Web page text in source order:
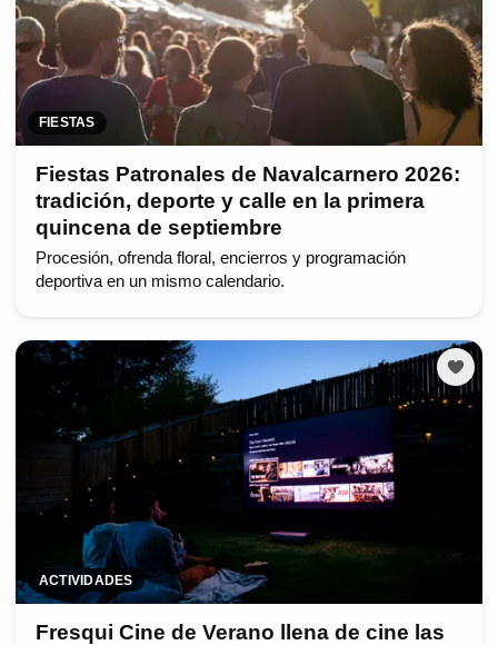
FIESTAS
Fiestas Patronales de Navalcarnero 2026:
tradición, deporte y calle en la primera
quincena de septiembre
Procesión, ofrenda floral, encierros y programación
deportiva en un mismo calendario.
ACTIVIDADES
Fresqui Cine de Verano llena de cine las